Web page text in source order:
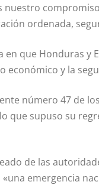
nuestro
ordenada,
que Honduras y
y la
número 47 de
que supuso su
de las
emergencia